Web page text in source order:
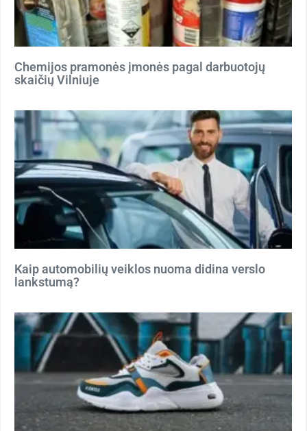
Chemijos pramonės įmonės pagal darbuotojų
skaičių Vilniuje
Kaip automobilių veiklos nuoma didina verslo
lankstumą?